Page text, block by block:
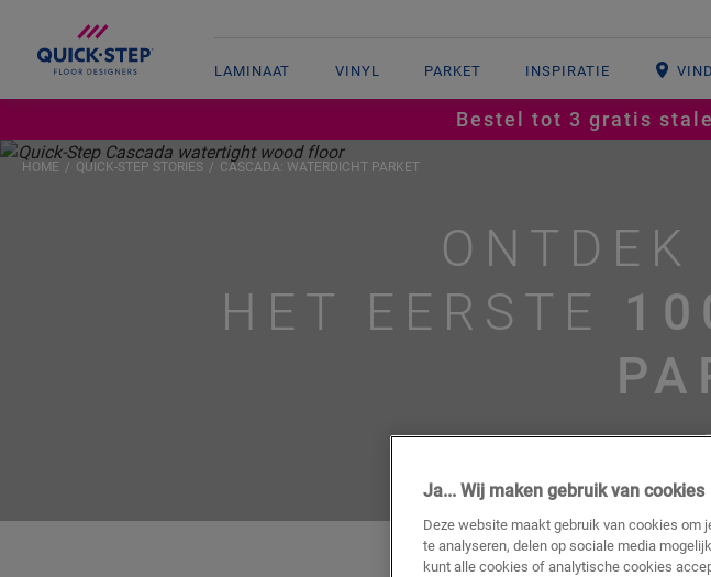
LAMINAAT VINYL PARKET INSPIRATIE
Bestel tot 3 gratis
ONTDEK
HET EERSTE
HOME QUICK-STEP STORIES CASCADA: WATERDICHT PARKET
Ja... Wij maken gebruik van cookies
Deze website maakt gebruik van cookies om
te analyseren, delen op sociale media
kunt alle cookies of analytische cookies